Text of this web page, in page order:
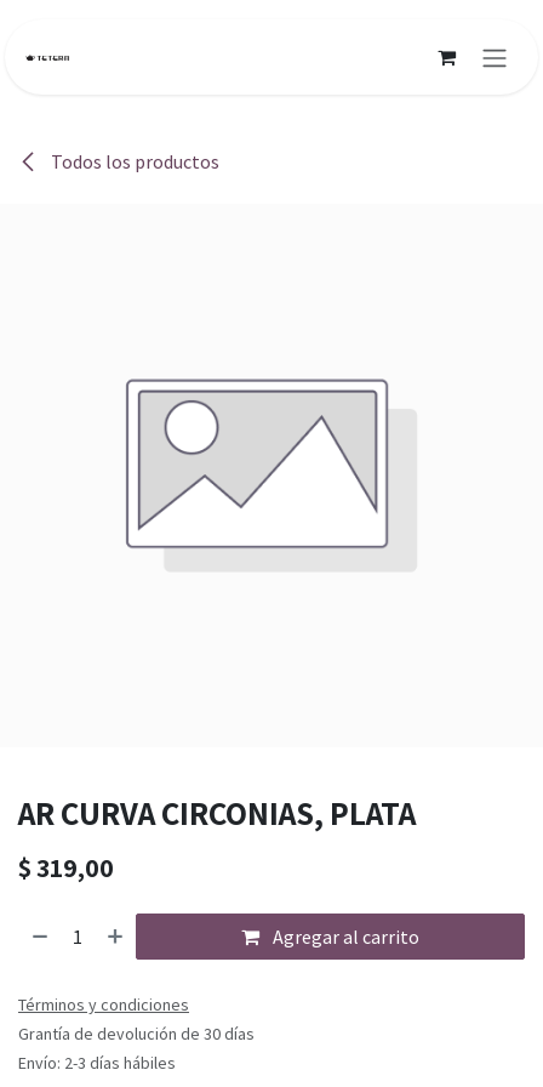
Todos los productos
AR CURVA CIRCONIAS, PLATA
$319,00
Agregar al carrito
Términos y condiciones
Grantía de devolución de 30 días
Envío: 2-3 días hábiles